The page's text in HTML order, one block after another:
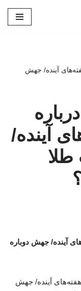
آینده/ جهش
آینده/
آینده/ جهش دوباره